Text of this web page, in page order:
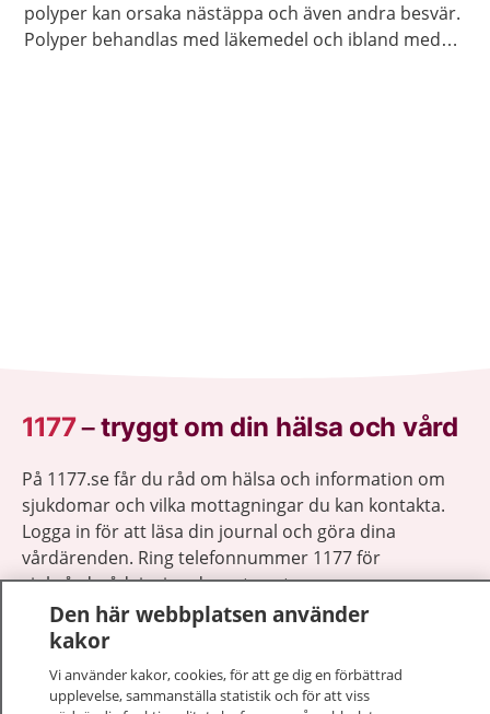
polyper kan orsaka nästäppa och även andra besvär.
Polyper behandlas med läkemedel och ibland med
1177–tryggt om din hälsa och vård
På 1177.se får du råd om hälsa och information om
sjukdomar och vilka mottagningar du kan kontakta.
Logga in för att läsa din journal och göra dina
vårdärenden. Ring telefonnummer 1177 för
sjukvårdsrådgivning dygnet runt.
1177 ger dig råd när du vill må bättre.
Den här webbplatsen använder
kakor
Vi använder kakor, cookies, för att ge dig en förbättrad
upplevelse, sammanställa statistik och för att viss